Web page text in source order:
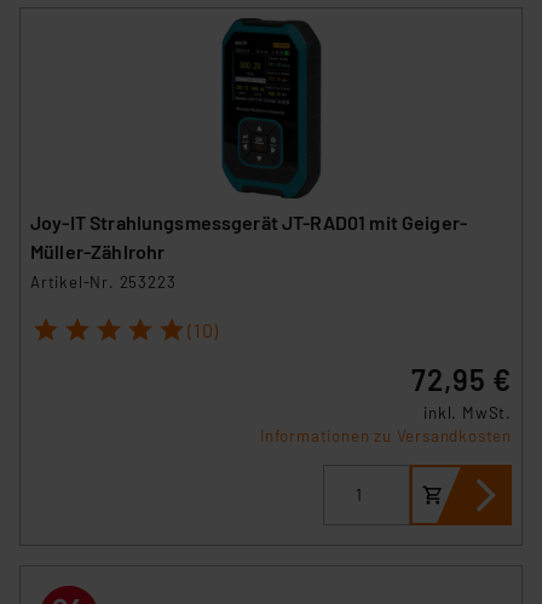
Joy-IT Strahlungsmessgerät JT-RAD01 mit Geiger-
Müller-Zählrohr
Artikel-Nr. 253223
1 2 3 4 5 (10)
72,95 €
inkl. MwSt.
Informationen zu Versandkosten